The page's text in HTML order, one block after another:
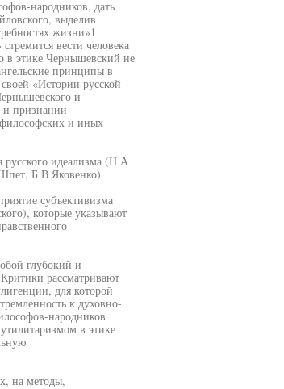
народников, дать
выделив
жизни»1
вести человека
в этике Чернышевский не
принципы в
«Истории русской
и
и признании
философских и иных
русского идеализма (Н А
Б В Яковенко)
субъективизма
которые указывают
глубокий и
рассматривают
для которой
к духовно-
народников
в этике
на методы,